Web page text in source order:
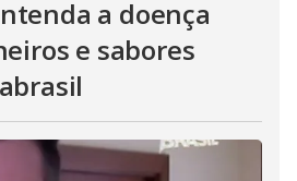
a doença
e sabores